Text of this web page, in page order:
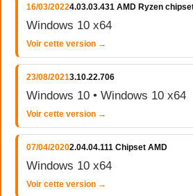
16/03/20224.03.03.431 AMD Ryzen
Windows 10 x64
Voir cette version →
23/08/20213.10.22.706
Windows 10 • Windows 10 x64
Voir cette version →
07/04/20202.04.04.111 Chipset AMD
Windows 10 x64
Voir cette version →